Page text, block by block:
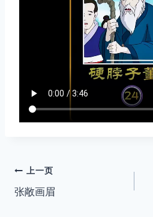
文
章
上一页
张敞画眉